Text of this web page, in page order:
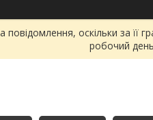
оскільки за її
робочий